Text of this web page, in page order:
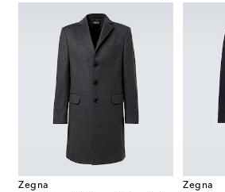
Zegna
Zegna